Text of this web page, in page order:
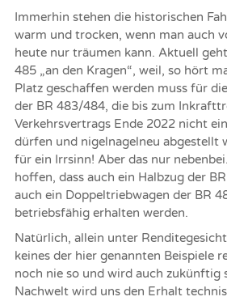
Immerhin stehen die historischen
warm und trocken, wenn man auch
heute nur träumen kann. Aktuell
485 „an den Kragen“, weil, so hört
Platz geschaffen werden muss für
der BR 483/484, die bis zum
Verkehrsvertrags Ende 2022 nicht
dürfen und nigelnagelneu abgestellt
für ein Irrsinn! Aber das nur
hoffen, dass auch ein Halbzug der
auch ein Doppeltriebwagen der BR
betriebsfähig erhalten werden.
Natürlich, allein unter
keines der hier genannten Beispiele
noch nie so und wird auch zukünftig
Nachwelt wird uns den Erhalt